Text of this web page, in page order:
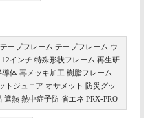
ープフレーム テープフレーム ウ
インチ 特殊形状フレーム 再生研
体 再メッキ加工 樹脂フレーム
トジュニア オサメット 防災グッ
熱 熱中症予防 省エネ PRX-PRO